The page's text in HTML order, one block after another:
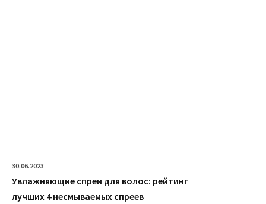
30.06.2023
Увлажняющие спреи для волос: рейтинг
лучших 4 несмываемых спреев